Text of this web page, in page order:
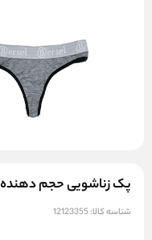
پک زناشویی حجم دهنده
شناسه کالا: 12123355